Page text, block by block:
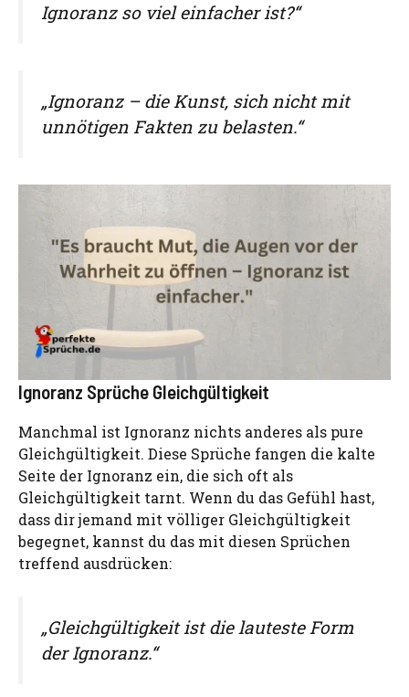
Ignoranz so viel einfacher ist?“
„Ignoranz – die Kunst, sich nicht mit
unnötigen Fakten zu belasten.“
Ignoranz Sprüche Gleichgültigkeit
Manchmal ist Ignoranz nichts anderes als pure
Gleichgültigkeit. Diese Sprüche fangen die kalte
Seite der Ignoranz ein, die sich oft als
Gleichgültigkeit tarnt. Wenn du das Gefühl hast,
dass dir jemand mit völliger Gleichgültigkeit
begegnet, kannst du das mit diesen Sprüchen
treffend ausdrücken:
„Gleichgültigkeit ist die lauteste Form
der Ignoranz.“